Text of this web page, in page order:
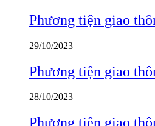
Phương tiện giao
29/10/2023
Phương tiện giao
28/10/2023
Phương tiện giao